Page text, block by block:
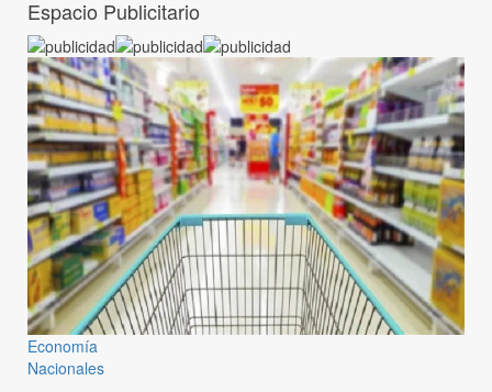
Espacio Publicitario
Economía
Nacionales